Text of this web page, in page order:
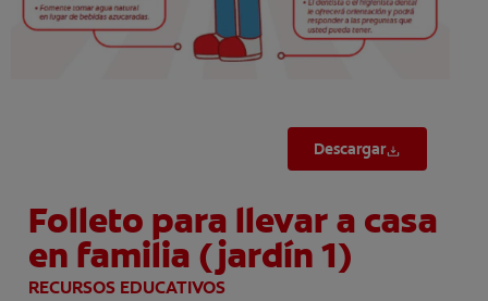
Descargar
Folleto para llevar a casa
en familia (jardín 1)
RECURSOS EDUCATIVOS